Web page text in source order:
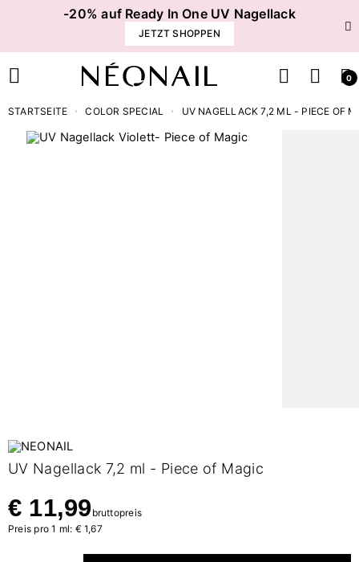
-20% auf Ready In One UV Nagellack
JETZT SHOPPEN
0
STARTSEITE COLOR SPECIAL UV NAGELLACK 7,2 ML - PIECE OF
UV Nagellack 7,2 ml - Piece of Magic
€ 11,99 bruttopreis
Preis pro 1 ml: € 1,67